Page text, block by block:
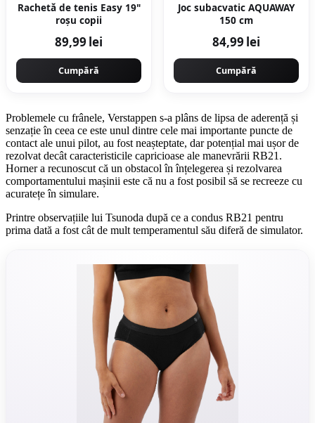
Rachetă de tenis Easy 19"
roșu copii
89,99 lei
Cumpără
Joc subacvatic AQUAWAY
150 cm
84,99 lei
Cumpără
Problemele cu frânele, Verstappen s-a plâns de lipsa de aderență și
senzație în ceea ce este unul dintre cele mai importante puncte de
contact ale unui pilot, au fost neașteptate, dar potențial mai ușor de
rezolvat decât caracteristicile capricioase ale manevrării RB21.
Horner a recunoscut că un obstacol în înțelegerea și rezolvarea
comportamentului mașinii este că nu a fost posibil să se recreeze cu
acuratețe în simulare.
Printre observațiile lui Tsunoda după ce a condus RB21 pentru
prima dată a fost cât de mult temperamentul său diferă de simulator.